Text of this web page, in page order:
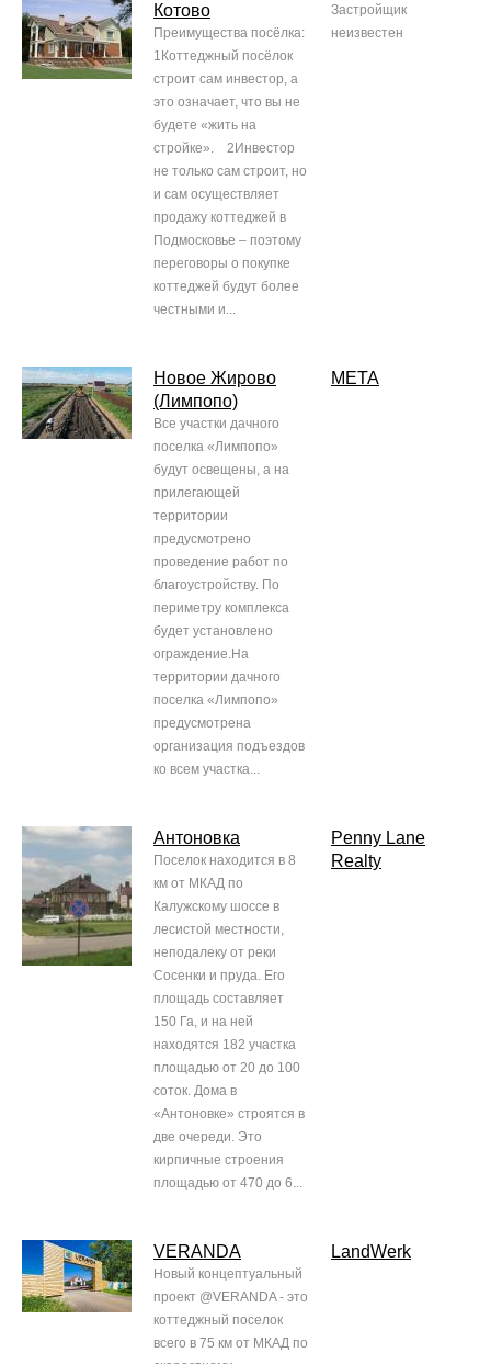
Котово
Преимущества посёлка:
1Коттеджный посёлок
строит сам инвестор, а
это означает, что вы не
будете «жить на
стройке». 2Инвестор
не только сам строит, но
и сам осуществляет
продажу коттеджей в
Подмосковье – поэтому
переговоры о покупке
коттеджей будут более
честными и...
Застройщик
неизвестен
Новое Жирово
(Лимпопо)
Все участки дачного
поселка «Лимпопо»
будут освещены, а на
прилегающей
территории
предусмотрено
проведение работ по
благоустройству. По
периметру комплекса
будет установлено
ограждение.На
территории дачного
поселка «Лимпопо»
предусмотрена
организация подъездов
ко всем участка...
МЕТА
Антоновка
Поселок находится в 8
км от МКАД по
Калужскому шоссе в
лесистой местности,
неподалеку от реки
Сосенки и пруда. Его
площадь составляет
150 Га, и на ней
находятся 182 участка
площадью от 20 до 100
соток. Дома в
«Антоновке» строятся в
две очереди. Это
кирпичные строения
площадью от 470 до 6...
Penny Lane
Realty
VERANDA
Новый концептуальный
проект @VERANDA - это
коттеджный поселок
всего в 75 км от МКАД по
LandWerk